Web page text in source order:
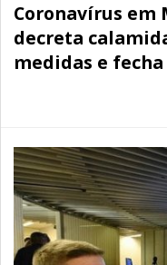
Coronavírus em
decreta
medidas e